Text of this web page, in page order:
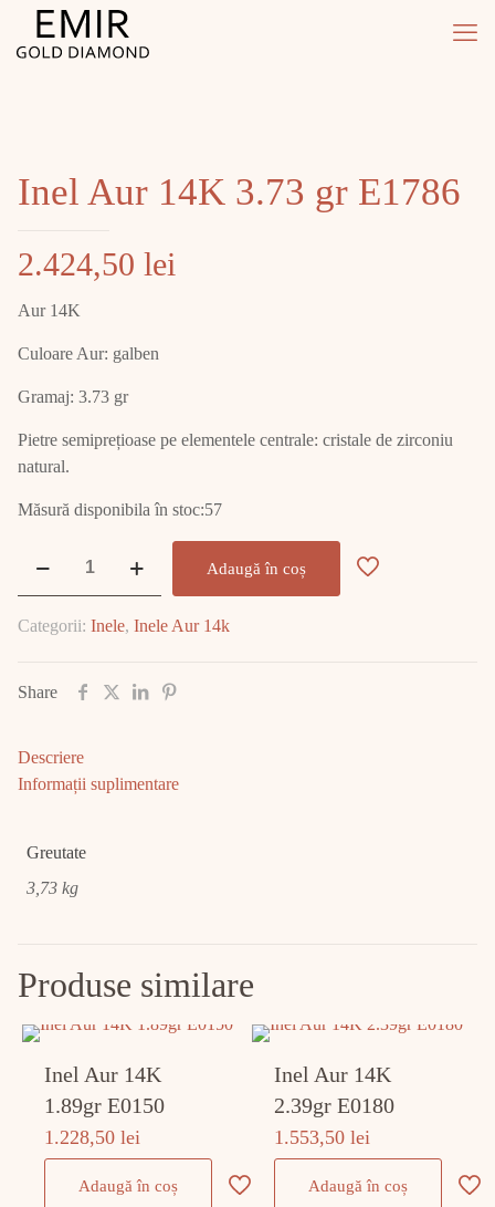
Inel Aur 14K 3.73 gr E1786
2.424,50 lei
Aur 14K
Culoare Aur: galben
Gramaj: 3.73 gr
Pietre semiprețioase pe elementele centrale: cristale de zirconiu
natural.
Măsură disponibila în stoc:57
14K
gr
Adaugă în coș
Categorii: Inele, Inele Aur 14k
Share
Descriere
Informații suplimentare
Greutate
3,73 kg
Produse similare
Inel Aur 14K
1.89gr E0150
1.228,50lei
Adaugă în coș
Inel Aur 14K
2.39gr E0180
1.553,50lei
Adaugă în coș